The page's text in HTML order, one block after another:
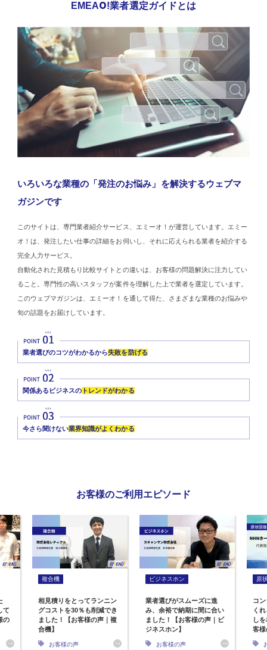
EMEAO!業者選定ガイドとは
いろいろな業種の「発注のお悩み」を解決するウェブマ
ガジンです
このサイトは、専門業者紹介サービス、エミーオ！が運営しています。エミー
オ！は、発注したい仕事の詳細をお伺いし、それに応えられる業者を紹介する
完全人力サービス。
自動化された見積もり比較サイトとの違いは、お客様の問題解決に注力してい
ること。専門性の高いスタッフが案件を理解した上で業者を選定しています。
このウェブマガジンは、エミーオ！を通して得た、さまざまな業種のお悩みや
旬の話題をお届けしています。
業者選びのコツがわかるから失敗を防げる
関係あるビジネスの トレンドがわかる
今さら聞けない業界知識がよくわかる
お客様のご利用エピソード
て
の
複合機
相見積りをとってランニン
グコストを30％も削減でき
ました！【お客様の声｜複
合機】
お客様の声
ビジネスホン
業者選びがスムーズに進
み、余裕で納期に間に合い
ました！【お客様の声｜ビ
ジネスホン】
お客様の声
原
コ
く
し
客